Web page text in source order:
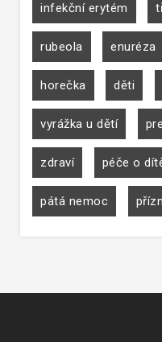
infekční erytém
rubeola enuréza
horečka děti
vyrážka u dětí
zdraví péče o
pátá nemoc